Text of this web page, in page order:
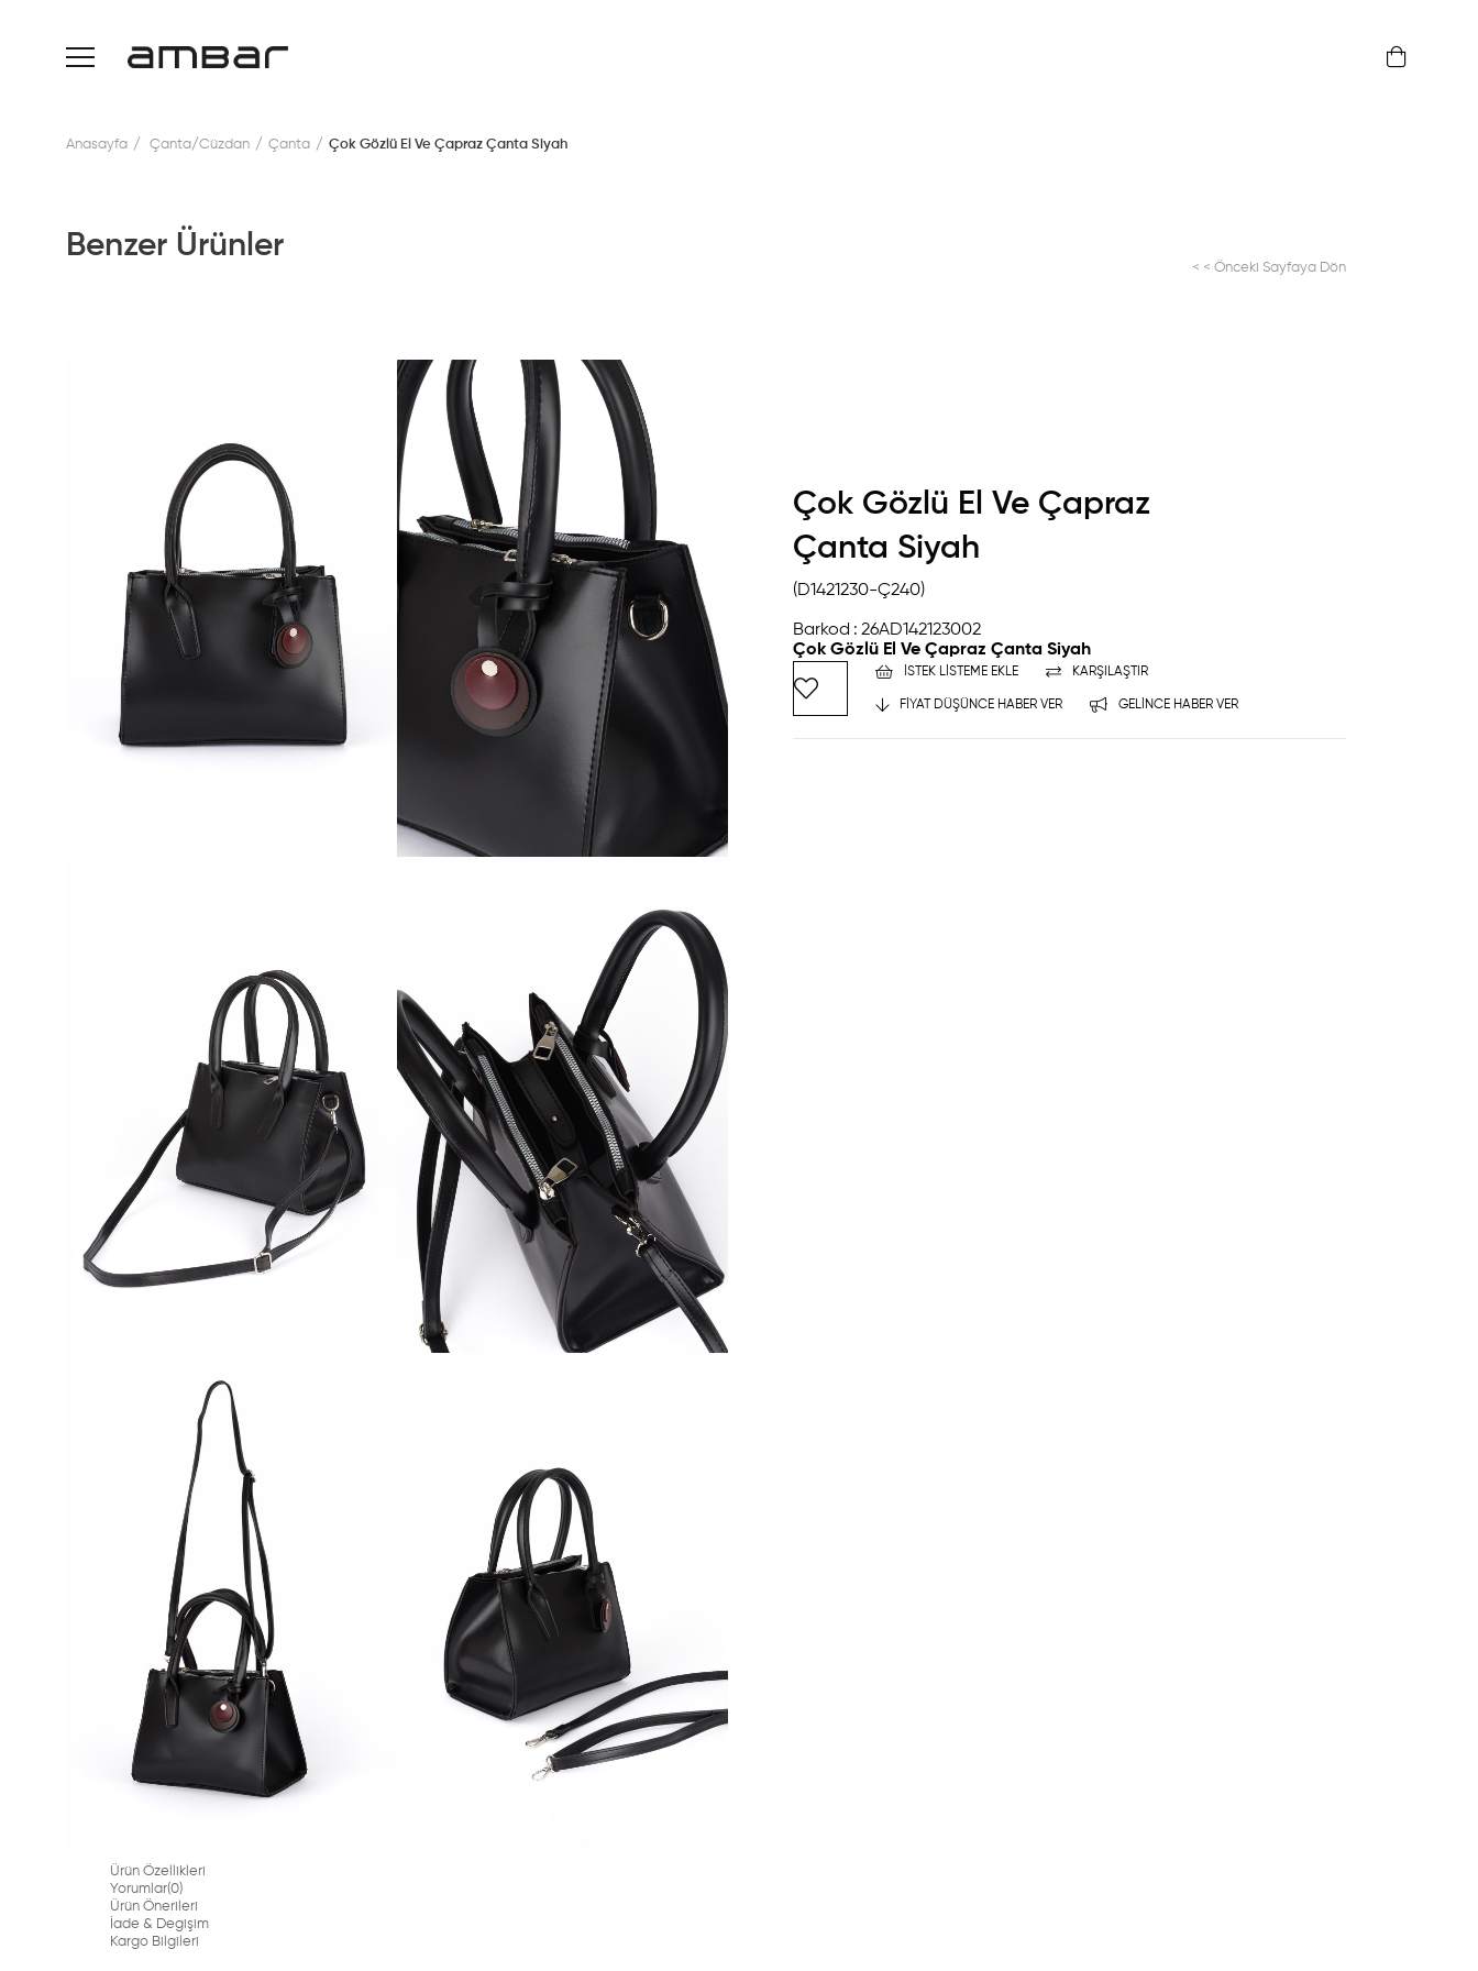
Anasayfa Çanta/Cüzdan Çanta Çok Gözlü El Ve Çapraz Çanta Siyah
< < Önceki Sayfaya Dön
Benzer Ürünler
Çok Gözlü El Ve Çapraz
Çanta Siyah
(D1421230-Ç240)
Barkod : 26AD142123002
Çok Gözlü El Ve Çapraz Çanta Siyah
İSTEK LISTEME EKLE KARŞILAŞTIR
FIYAT DÜŞÜNCE HABER VER GELINCE HABER VER
Ürün Özellikleri
Yorumlar(0)
Ürün Önerileri
İade & Degişim
Kargo Bilgileri